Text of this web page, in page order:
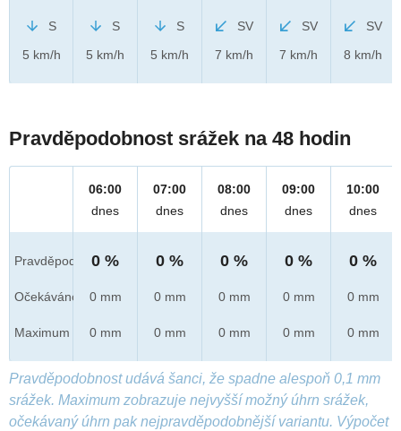
S
5 km/h
S
5 km/h
S
5 km/h
SV
7 km/h
SV
7 km/h
SV
8 km/h
Pravděpodobnost srážek na 48 hodin
Pravděpod.
Očekáváno
Maximum
06:00
dnes
0 %
0 mm
0 mm
07:00
dnes
0 %
0 mm
0 mm
08:00
dnes
0 %
0 mm
0 mm
09:00
dnes
0 %
0 mm
0 mm
10:00
dnes
0 %
0 mm
0 mm
Pravděpodobnost udává šanci, že spadne alespoň 0,1 mm
srážek. Maximum zobrazuje nejvyšší možný úhrn srážek,
očekávaný úhrn pak nejpravděpodobnější variantu. Výpočet